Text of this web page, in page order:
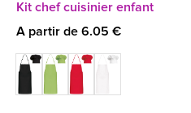
Kit chef cuisinier enfant
A partir de 6.05 €